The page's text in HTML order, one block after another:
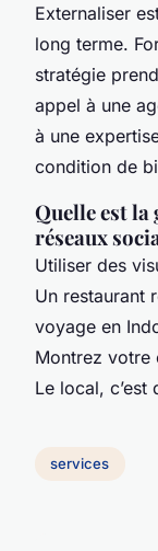
Externaliser
long terme.
stratégie
appel à une
à une
condition de
Quelle est la
réseaux
Utiliser des
Un restaurant
voyage en
Montrez votre
Le local,
services